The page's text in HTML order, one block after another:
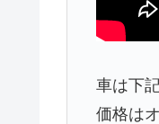
車は下
価格は